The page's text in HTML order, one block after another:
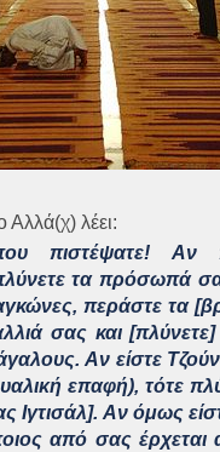
Αλλά(χ) λέει:
πιστέψατε! Αν
τα πρόσωπά
περάστε τα
σας και
Αν είστε
επαφή), τότε
Ιγτισάλ]. Αν όμως
από σας έρχεται